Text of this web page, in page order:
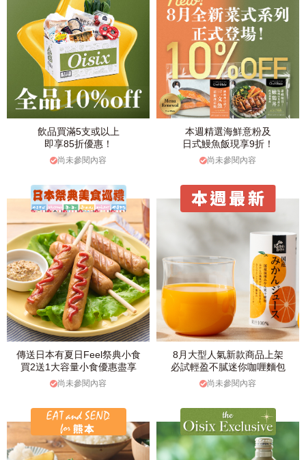
飲品買滿5支或以上
即享85折優惠！
尚未參閱內容
本週精選海鮮意粉及
日式鰻魚飯現享9折！
尚未參閱內容
傳送日本有夏日Feel祭典小食
買2送1大容量小食優惠盡享
尚未參閱內容
8月大型人氣新款商品上架
必試輕盈不膩迷你咖喱麵包
尚未參閱內容